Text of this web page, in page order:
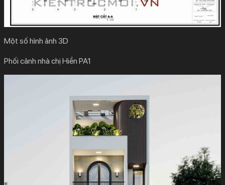
Một số hình ảnh 3D
Phối cảnh nhà chị Hiền PA1